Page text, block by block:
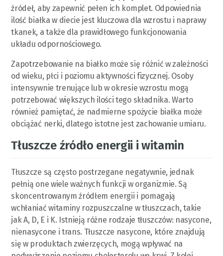
źródeł, aby zapewnić pełen ich komplet. Odpowiednia
ilość białka w diecie jest kluczowa dla wzrostu i naprawy
tkanek, a także dla prawidłowego funkcjonowania
układu odpornościowego.
Zapotrzebowanie na białko może się różnić w zależności
od wieku, płci i poziomu aktywności fizycznej. Osoby
intensywnie trenujące lub w okresie wzrostu mogą
potrzebować większych ilości tego składnika. Warto
również pamiętać, że nadmierne spożycie białka może
obciążać nerki, dlatego istotne jest zachowanie umiaru.
Tłuszcze źródło energii i witamin
Tłuszcze są często postrzegane negatywnie, jednak
pełnią one wiele ważnych funkcji w organizmie. Są
skoncentrowanym źródłem energii i pomagają
wchłaniać witaminy rozpuszczalne w tłuszczach, takie
jak A, D, E i K. Istnieją różne rodzaje tłuszczów: nasycone,
nienasycone i trans. Tłuszcze nasycone, które znajdują
się w produktach zwierzęcych, mogą wpływać na